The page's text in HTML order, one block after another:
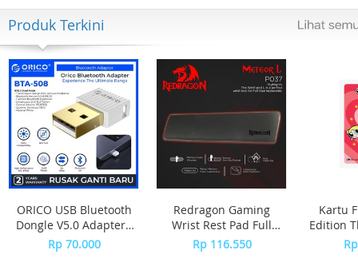
Warna Casing: Tranparan
Selesai Kasus: Mengkilap
Warna Panggilan: Digital
Penanda Dial: Digital
Lebar Tali/Lug : 20 mm
Bahan Tali: Resin
Warna Tali: Putih Transparan
Tali Gesper: Gesper
Produk Terkini
ORICO USB Bluetooth
Dongle V5.0 Adapter -
BTA-508 - WHITE
Rp 70.000
Redragon Gaming
Wrist Rest Pad Full
Size Keyboard
METEOR L - P037
Rp 116.550
Kartu
Edition